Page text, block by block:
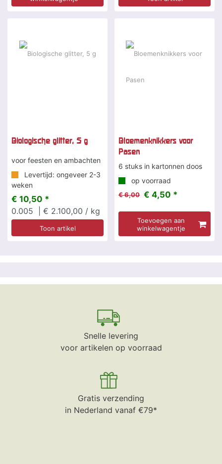
Biologische glitter, 5 g
voor feesten en ambachten
Levertijd: ongeveer 2-3
weken
€ 10,50 *
0.005
| € 2.100,00 / kg
Toon artikel
Bloemenknikkers voor
Pasen
6 stuks in kartonnen doos
op voorraad
€ 6,00 € 4,50 *
Toevoegen aan
winkelwagentje
Snelle levering
voor artikelen op voorraad
Gratis verzending
in Nederland vanaf €79*